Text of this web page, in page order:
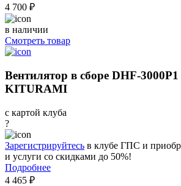
4 700 ₽
в наличии
Смотреть товар
Вентилятор в сборе DHF-
KITURAMI
с картой клуба
?
Зарегистрируйтесь в клубе ГПС и
и услуги со скидками до 50%!
Подробнее
4 465 ₽